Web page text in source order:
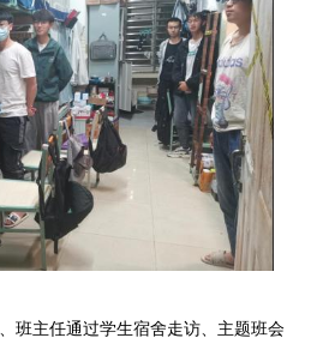
班主任通过学生宿舍走访、主题班会